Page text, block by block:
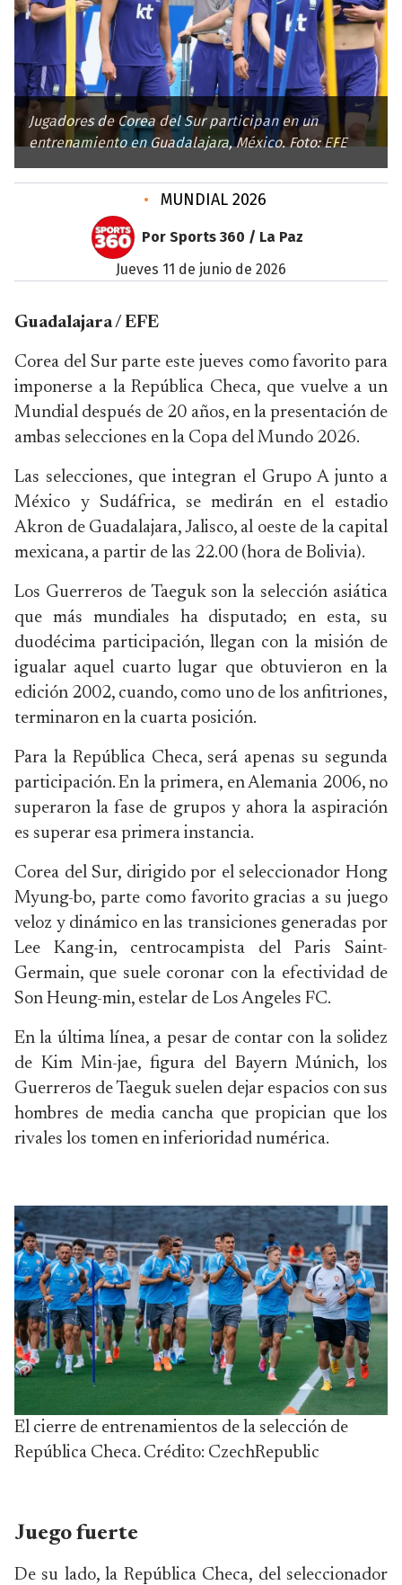
Jugadores de Corea del Sur participan en un
entrenamiento en Guadalajara, México. Foto: EFE
• MUNDIAL 2026
Por Sports 360 / La Paz
jueves 11 de junio de 2026
Guadalajara / EFE
Corea del Sur parte este jueves como favorito para
imponerse a la República Checa, que vuelve a un
Mundial después de 20 años, en la presentación de
ambas selecciones en la Copa del Mundo 2026.
Las selecciones, que integran el Grupo A junto a
México y Sudáfrica, se medirán en el estadio
Akron de Guadalajara, Jalisco, al oeste de la capital
mexicana, a partir de las 22.00 (hora de Bolivia).
Los Guerreros de Taeguk son la selección asiática
que más mundiales ha disputado; en esta, su
duodécima participación, llegan con la misión de
igualar aquel cuarto lugar que obtuvieron en la
edición 2002, cuando, como uno de los anfitriones,
terminaron en la cuarta posición.
Para la República Checa, será apenas su segunda
participación. En la primera, en Alemania 2006, no
superaron la fase de grupos y ahora la aspiración
es superar esa primera instancia.
Corea del Sur, dirigido por el seleccionador Hong
Myung-bo, parte como favorito gracias a su juego
veloz y dinámico en las transiciones generadas por
Lee Kang-in, centrocampista del Paris Saint-
Germain, que suele coronar con la efectividad de
Son Heung-min, estelar de Los Angeles FC.
En la última línea, a pesar de contar con la solidez
de Kim Min-jae, figura del Bayern Múnich, los
Guerreros de Taeguk suelen dejar espacios con sus
hombres de media cancha que propician que los
rivales los tomen en inferioridad numérica.
El cierre de entrenamientos de la selección de
República Checa. Crédito: CzechRepublic
Juego fuerte
De su lado, la República Checa, del seleccionador